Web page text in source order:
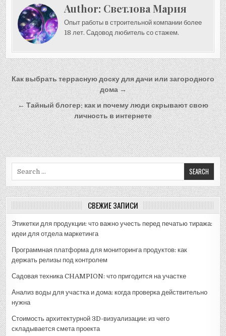
Author: Светлова Мария
Опыт работы в строительной компании более
18 лет. Садовод любитель со стажем.
Навигация
по
записям
Как выбрать террасную доску для дачи или загородного
дома →
← Тайный блогер: как и почему люди скрывают свою
личность в интернете
СВЕЖИЕ ЗАПИСИ
Этикетки для продукции: что важно учесть перед печатью тиража:
идеи для отдела маркетинга
Программная платформа для мониторинга продуктов: как
держать релизы под контролем
Садовая техника CHAMPION: что пригодится на участке
Анализ воды для участка и дома: когда проверка действительно
нужна
Стоимость архитектурной 3D-визуализации: из чего
складывается смета проекта